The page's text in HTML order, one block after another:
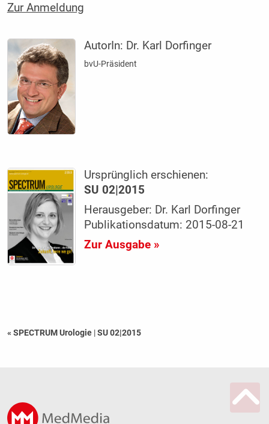
Zur Anmeldung
AutorIn: Dr. Karl Dorfinger
bvU-Präsident
Ursprünglich erschienen:
SU 02|2015
Herausgeber: Dr. Karl Dorfinger
Publikationsdatum: 2015-08-21
Zur Ausgabe »
« SPECTRUM Urologie |SU 02|2015